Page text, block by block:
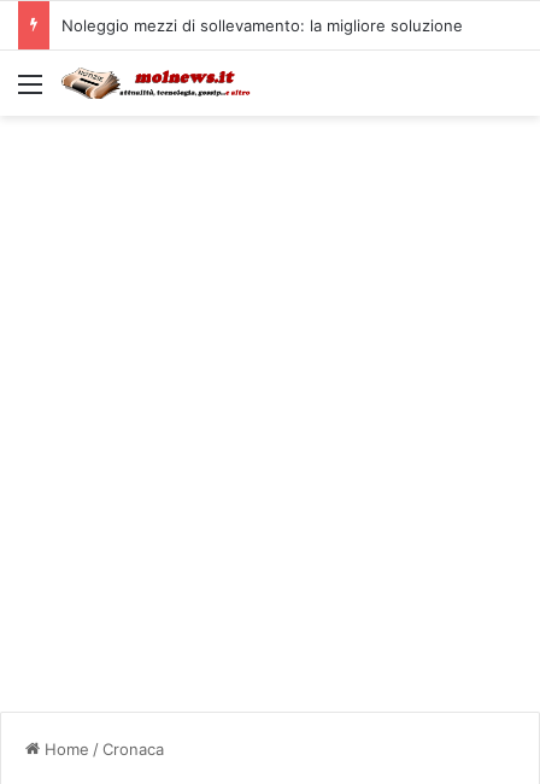
Noleggio mezzi di sollevamento: la migliore soluzione
Menu
Home /Cronaca